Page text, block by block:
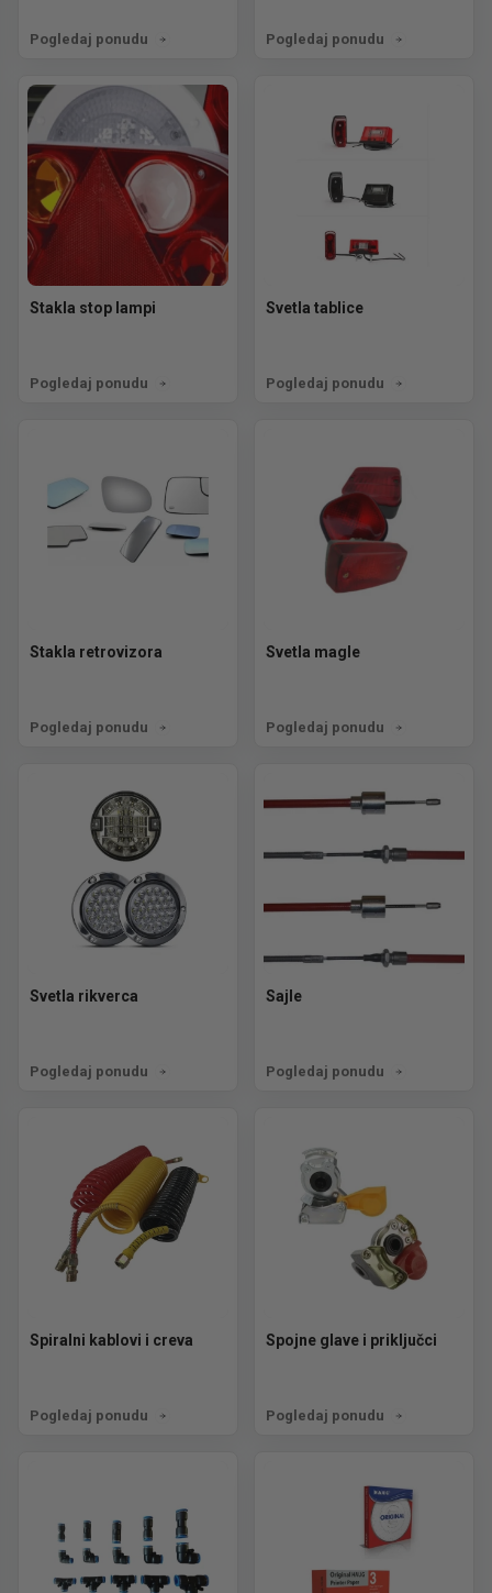
Pogledaj ponudu Pogledaj ponudu
Stakla stop lampi
Pogledaj ponudu
Svetla tablice
Pogledaj ponudu
Stakla retrovizora
Pogledaj ponudu
Svetla magle
Pogledaj ponudu
Svetla rikverca
Pogledaj ponudu
Sajle
Pogledaj ponudu
Spiralni kablovi i creva
Pogledaj ponudu
Spojne glave i priključci
Pogledaj ponudu